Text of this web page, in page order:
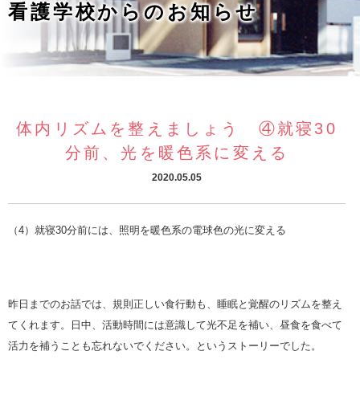
看護学校からのお知らせ
体内リズムを整えましょう ④就寝30
分前、光を暖色系に変える
2020.05.05
（4）就寝30分前には、照明を暖色系の電球色の光に変える
昨日までのお話では、規則正しい食行動も、睡眠と覚醒のリズムを整え
てくれます。日中、活動時間には意識して光不足を補い、昼食を食べて
活力を補うことも忘れないでください。というストーリーでした。